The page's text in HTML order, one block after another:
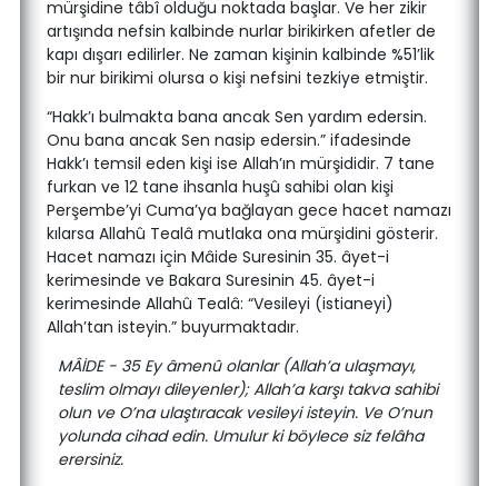
mürşidine tâbî olduğu noktada başlar. Ve her zikir
artışında nefsin kalbinde nurlar birikirken afetler de
kapı dışarı edilirler. Ne zaman kişinin kalbinde %51’lik
bir nur birikimi olursa o kişi nefsini tezkiye etmiştir.
“Hakk’ı bulmakta bana ancak Sen yardım edersin.
Onu bana ancak Sen nasip edersin.” ifadesinde
Hakk’ı temsil eden kişi ise Allah’ın mürşididir. 7 tane
furkan ve 12 tane ihsanla huşû sahibi olan kişi
Perşembe’yi Cuma’ya bağlayan gece hacet namazı
kılarsa Allahû Tealâ mutlaka ona mürşidini gösterir.
Hacet namazı için Mâide Suresinin 35. âyet-i
kerimesinde ve Bakara Suresinin 45. âyet-i
kerimesinde Allahû Tealâ: “Vesileyi (istianeyi)
Allah’tan isteyin.” buyurmaktadır.
MÂİDE - 35 Ey âmenû olanlar (Allah’a ulaşmayı,
teslim olmayı dileyenler); Allah’a karşı takva sahibi
olun ve O’na ulaştıracak vesileyi isteyin. Ve O’nun
yolunda cihad edin. Umulur ki böylece siz felâha
erersiniz.